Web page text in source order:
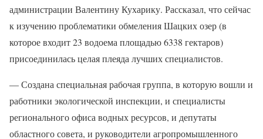
администрации Валентину Кухарику. Рассказал, что сейчас
к изучению проблематики обмеления Шацких озер (в
которое входит 23 водоема площадью 6338 гектаров)
присоединилась целая плеяда лучших специалистов.
— Создана специальная рабочая группа, в которую вошли и
работники экологической инспекции, и специалисты
регионального офиса водных ресурсов, и депутаты
областного совета, и руководители агропромышленного